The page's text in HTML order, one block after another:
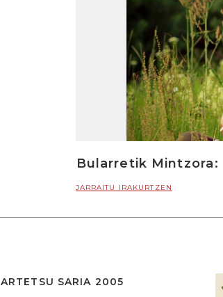
Bularretik
JARRAITU IRAKURTZEN
ARTETSU SARIA 2005